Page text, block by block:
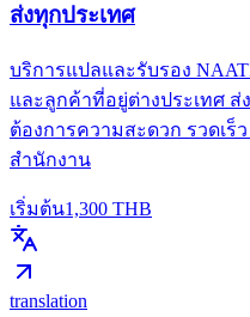
ส่งทุกประเทศ
บริการแปลและรับรอง
และลูกค้าที่อยู่ต่างประเทศ ส่
ต้องการความสะดวก รวดเร็
สำนักงาน
เริ่มต้น1,300 THB
translation